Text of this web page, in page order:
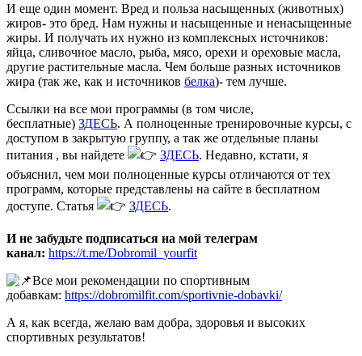
И еще один момент. Вред и польза насыщенных (животных)
жиров- это бред. Нам нужны и насыщенные и ненасыщенные
жиры. И получать их нужно из комплексных источников:
яйца, сливочное масло, рыба, мясо, орехи и ореховые масла,
другие растительные масла. Чем больше разных источников
жира (так же, как и источников белка)- тем лучше.
Ссылки на все мои программы (в том числе,
бесплатные) ЗДЕСЬ. А полноценные тренировочные курсы, с
доступом в закрытую группу, а так же отдельные планы
питания , вы найдете
ЗДЕСЬ. Недавно, кстати, я
объяснил, чем мои полноценные курсы отличаются от тех
программ, которые представлены на сайте в бесплатном
доступе. Статья
ЗДЕСЬ.
И не забудьте подписаться на мой телеграм
канал: https://t.me/Dobromil_yourfit
Все мои рекомендации по спортивным
добавкам: https://dobromilfit.com/sportivnie-dobavki/
А я, как всегда, желаю вам добра, здоровья и высоких
спортивных результатов!